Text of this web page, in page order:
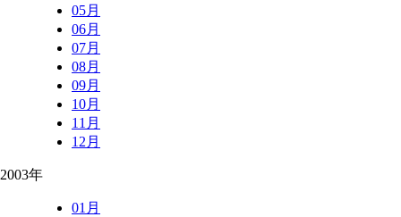
05月
06月
07月
08月
09月
10月
11月
12月
2003年
01月